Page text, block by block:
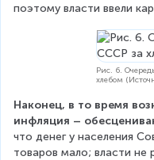
поэтому власти ввели
Рис. 6.
хлебом
Наконец, в то время
инфляция –
что денег у населения
товаров мало; власти